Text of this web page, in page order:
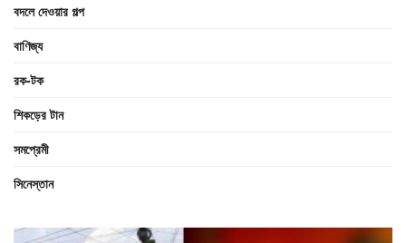
বদলে দেওয়ার গল্প
বাণিজ্য
রক-টক
শিকড়ের টান
সমপ্রেমী
সিনেস্তান